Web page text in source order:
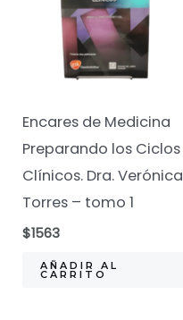
Soria.
cantidad
Encares de Medicina
Preparando los Ciclos
Clínicos. Dra. Verónica
Torres – tomo 1
$1563
AÑADIR AL
CARRITO